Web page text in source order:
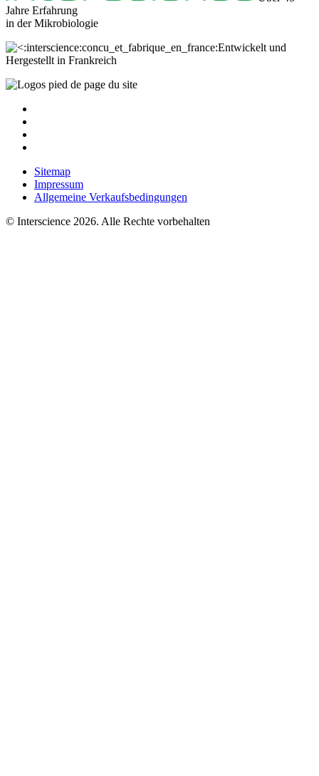
Jahre Erfahrung
in derMikrobiologie
Entwickelt und
Hergestellt in Frankreich
Sitemap
Impressum
Allgemeine Verkaufsbedingungen
© Interscience 2026. Alle Rechte vorbehalten